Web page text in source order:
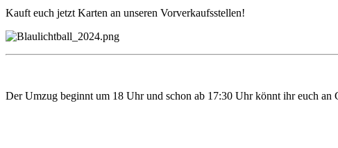
Kauft euch jetzt Karten an unseren Vorverkaufsstellen!
Der Umzug beginnt um 18 Uhr und schon ab 17:30 Uhr könnt ihr euch